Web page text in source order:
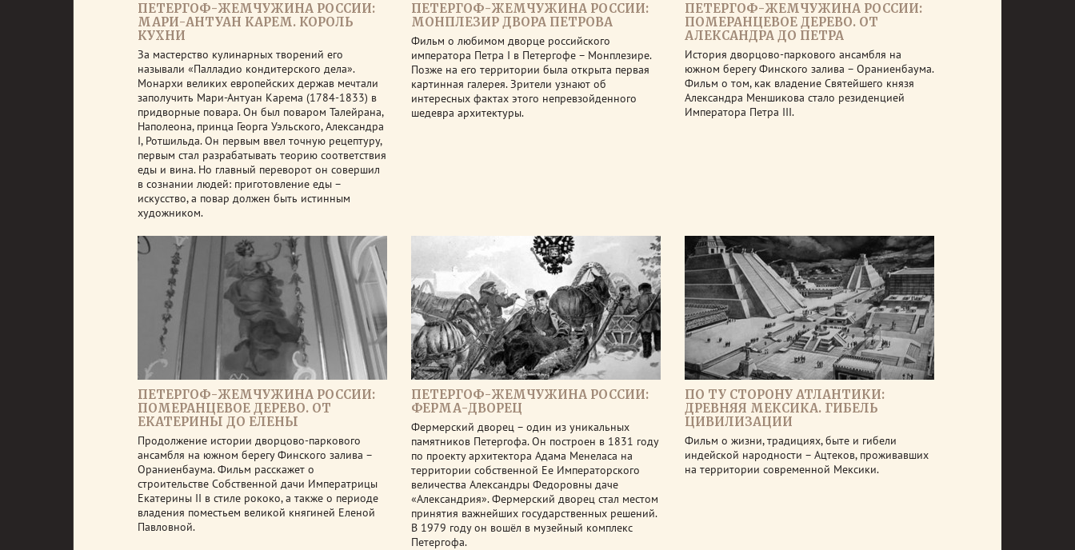
ПЕТЕРГОФ-ЖЕМЧУЖИНА РОССИИ:
МАРИ-АНТУАН КАРЕМ. КОРОЛЬ
КУХНИ
За мастерство кулинарных творений его
называли «Палладио кондитерского дела».
Монархи великих европейских держав мечтали
заполучить Мари-Антуан Карема (1784-1833) в
придворные повара. Он был поваром Талейрана,
Наполеона, принца Георга Уэльского, Александра
I, Ротшильда. Он первым ввел точную рецептуру,
первым стал разрабатывать теорию соответствия
еды и вина. Но главный переворот он совершил
в сознании людей: приготовление еды –
искусство, а повар должен быть истинным
художником.
ПЕТЕРГОФ-ЖЕМЧУЖИНА РОССИИ:
МОНПЛЕЗИР ДВОРА ПЕТРОВА
Фильм о любимом дворце российского
императора Петра I в Петергофе – Монплезире.
Позже на его территории была открыта первая
картинная галерея. Зрители узнают об
интересных фактах этого непревзойденного
шедевра архитектуры.
ПЕТЕРГОФ-ЖЕМЧУЖИНА РОССИИ:
ПОМЕРАНЦЕВОЕ ДЕРЕВО. ОТ
АЛЕКСАНДРА ДО ПЕТРА
История дворцово-паркового ансамбля на
южном берегу Финского залива – Ораниенбаума.
Фильм о том, как владение Святейшего князя
Александра Меншикова стало резиденцией
Императора Петра III.
ПЕТЕРГОФ-ЖЕМЧУЖИНА РОССИИ:
ПОМЕРАНЦЕВОЕ ДЕРЕВО. ОТ
ЕКАТЕРИНЫ ДО ЕЛЕНЫ
Продолжение истории дворцово-паркового
ансамбля на южном берегу Финского залива –
Ораниенбаума. Фильм расскажет о
строительстве Собственной дачи Императрицы
Екатерины II в стиле рококо, а также о периоде
владения поместьем великой княгиней Еленой
Павловной.
ПЕТЕРГОФ-ЖЕМЧУЖИНА РОССИИ:
ФЕРМА-ДВОРЕЦ
Фермерский дворец – один из уникальных
памятников Петергофа. Он построен в 1831 году
по проекту архитектора Адама Менеласа на
территории собственной Ее Императорского
величества Александры Федоровны даче
«Александрия». Фермерский дворец стал местом
принятия важнейших государственных решений.
В 1979 году он вошёл в музейный комплекс
Петергофа.
ПО ТУ СТОРОНУ АТЛАНТИКИ:
ДРЕВНЯЯ МЕКСИКА. ГИБЕЛЬ
ЦИВИЛИЗАЦИИ
Фильм о жизни, традициях, быте и гибели
индейской народности – Ацтеков, проживавших
на территории современной Мексики.